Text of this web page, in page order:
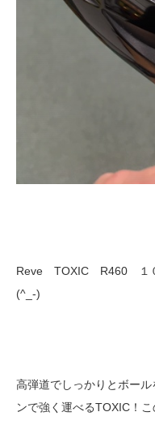
Reve TOXIC R460 １０
(^_-)
高弾道でしっかりとボー
ンで強く運べるTOXIC！